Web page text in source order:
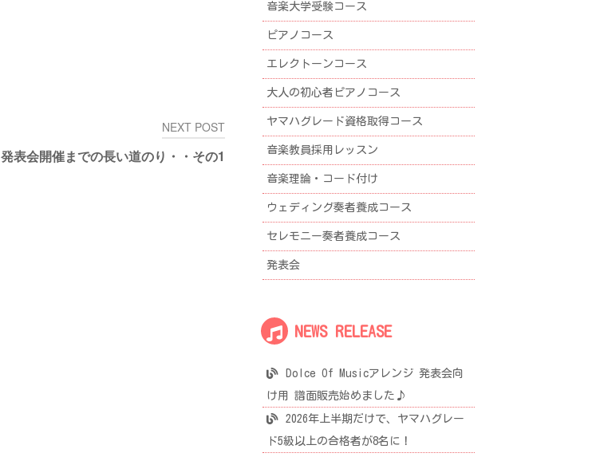
NEXT POST
発表会開催までの長い道のり・・その1
音楽大学受験コース
ピアノコース
エレクトーンコース
大人の初心者ピアノコース
ヤマハグレード資格取得コース
音楽教員採用レッスン
音楽理論・コード付け
ウェディング奏者養成コース
セレモニー奏者養成コース
発表会
NEWS RELEASE
Dolce Of Musicアレンジ 発表会向
け用 譜面販売始めました♪
2026年上半期だけで、ヤマハグレー
ド5級以上の合格者が8名に！